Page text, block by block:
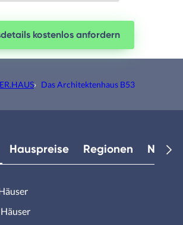
kostenlos anfordern
› Das Architektenhaus B53
Hauspreise Regionen